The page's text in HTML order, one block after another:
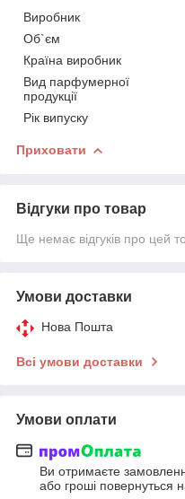
Виробник
Об`єм
Країна виробник
Вид парфумерної
продукції
Рік випуску
Приховати
Відгуки про товар
Ще немає відгуків про цей
Умови доставки
Нова Пошта
Всі умови доставки
Умови оплати
Ви отримаєте
або гроші повернуться